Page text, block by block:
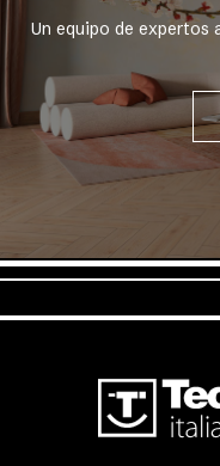
Un equipo de expertos